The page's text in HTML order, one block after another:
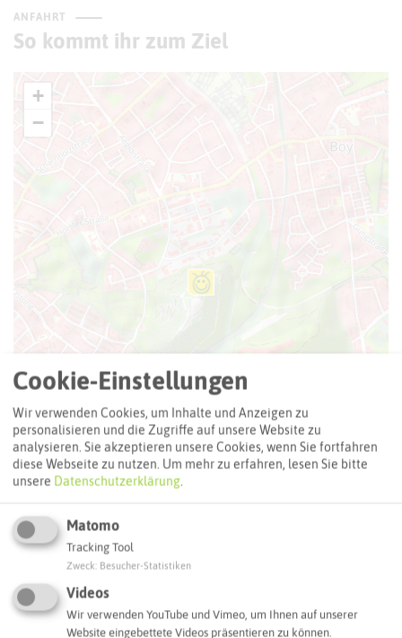
ANFAHRT
So kommt ihr zum Ziel
+
−
Adresse:
Tetraeder Bottrop
Beckstraße
46238 Bottrop
Cookie-Einstellungen
Wir verwenden Cookies, um Inhalte und Anzeigen zu
personalisieren und die Zugriffe auf unsere Website zu
analysieren. Sie akzeptieren unsere Cookies, wenn Sie fortfahren
diese Webseite zu nutzen. Um mehr zu erfahren, lesen Sie bitte
unsere Datenschutzerklärung.
Matomo
Tracking Tool
Zweck Besucher-Statistiken
Videos
Wir verwenden YouTube und Vimeo, um Ihnen auf unserer
Website eingebettete Videos präsentieren zu können.